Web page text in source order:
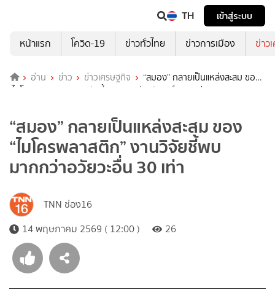
TH
เข้าสู่ระบบ
หน้าแรก
โควิด-19 ข่าวทั่วไทย ข่าวการเมือง ข่าว
อ่าน ข่าว ข่าวเศรษฐกิจ
“สมอง” กลายเป็นแหล่งสะสม ของ
“ไมโครพลาสติก” งานวิจัยชี้พบมากกว่าอวัยวะอื่น 30 เท่า
“สมอง” กลายเป็นแหล่งสะสม ของ
“ไมโครพลาสติก” งานวิจัยชี้พบ
มากกว่าอวัยวะอื่น 30 เท่า
TNN ช่อง16
14 พฤษภาคม 2569 ( 12:00 )
26